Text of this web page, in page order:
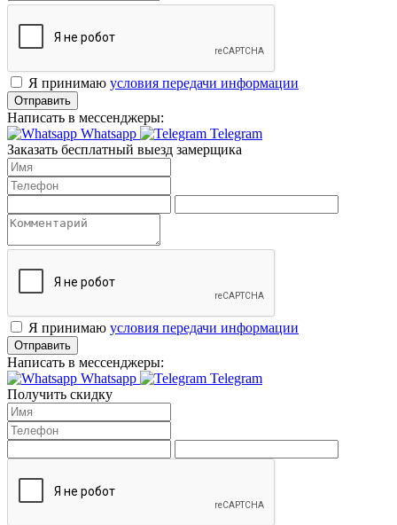
Я принимаю условия передачи информации
Отправить
Написать в мессенджеры:
Whatsapp
Telegram
Заказать бесплатный выезд замерщика
Я принимаю условия передачи информации
Отправить
Написать в мессенджеры:
Whatsapp
Telegram
Получить скидку